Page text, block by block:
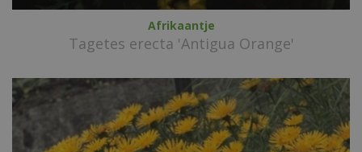
Afrikaantje
Tagetes erecta 'Antigua Orange'